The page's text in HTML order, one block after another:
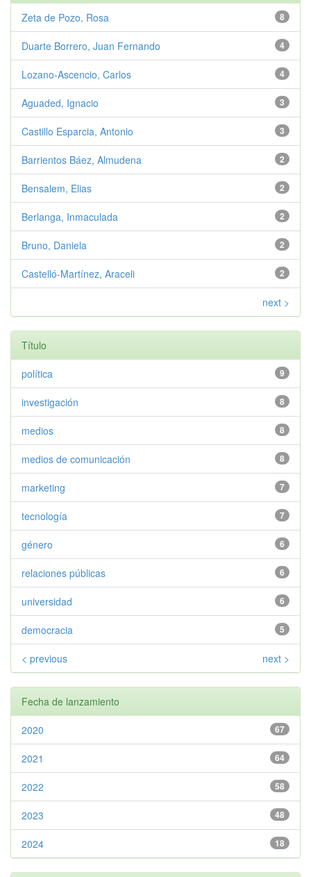
8
Zeta de Pozo, Rosa
4
Duarte Borrero, Juan Fernando
4
Lozano-Ascencio, Carlos
3
Aguaded, Ignacio
3
Castillo Esparcia, Antonio
2
Barrientos Báez, Almudena
2
Bensalem, Elias
2
Berlanga, Inmaculada
2
Bruno, Daniela
2
Castelló-Martínez, Araceli
next >
Título
9
política
8
investigación
8
medios
8
medios de comunicación
7
marketing
7
tecnología
6
género
6
relaciones públicas
6
universidad
5
democracia
< previous next >
Fecha de lanzamiento
67
2020
64
2021
58
2022
48
2023
18
2024